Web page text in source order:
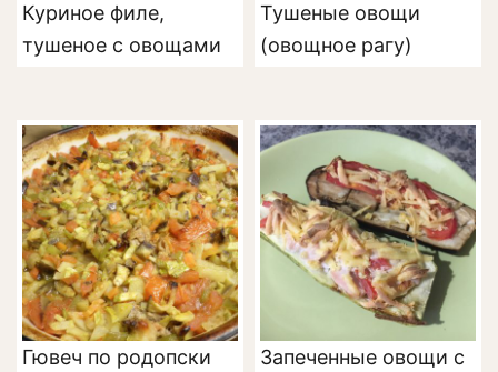
Куриное филе,
тушеное с овощами
Тушеные овощи
(овощное рагу)
Гювеч по родопски
Запеченные овощи с